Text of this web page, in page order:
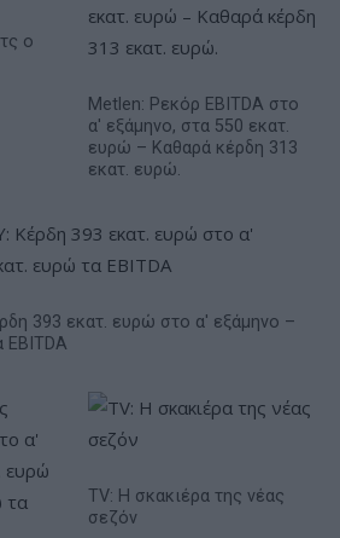
ο
Metlen: Ρεκόρ EBITDA στο
α' εξάμηνο, στα 550 εκατ.
ευρώ – Καθαρά κέρδη 313
εκατ. ευρώ.
393 εκατ. ευρώ στο α' εξάμηνο –
EBITDA
TV: Η σκακιέρα της νέας
σεζόν